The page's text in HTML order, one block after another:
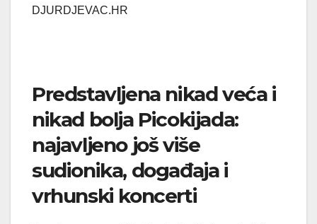
DJURDJEVAC.HR
Predstavljena nikad veća i
nikad bolja Picokijada:
najavljeno još više
sudionika, događaja i
vrhunski koncerti